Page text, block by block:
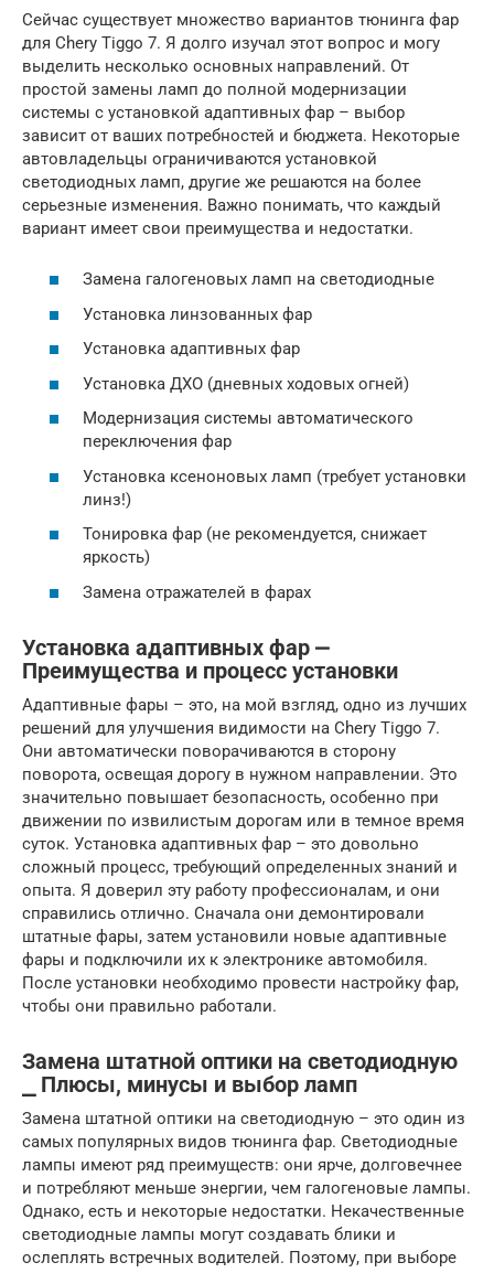
Сейчас существует множество вариантов тюнинга фар
для Chery Tiggo 7. Я долго изучал этот вопрос и могу
выделить несколько основных направлений. От
простой замены ламп до полной модернизации
системы с установкой адаптивных фар – выбор
зависит от ваших потребностей и бюджета. Некоторые
автовладельцы ограничиваются установкой
светодиодных ламп, другие же решаются на более
серьезные изменения. Важно понимать, что каждый
вариант имеет свои преимущества и недостатки.
Замена галогеновых ламп на светодиодные
Установка линзованных фар
Установка адаптивных фар
Установка ДХО (дневных ходовых огней)
Модернизация системы автоматического
переключения фар
Установка ксеноновых ламп (требует установки
линз!)
Тонировка фар (не рекомендуется, снижает
яркость)
Замена отражателей в фарах
Установка адаптивных фар ⎼
Преимущества и процесс установки
Адаптивные фары – это, на мой взгляд, одно из лучших
решений для улучшения видимости на Chery Tiggo 7.
Они автоматически поворачиваются в сторону
поворота, освещая дорогу в нужном направлении. Это
значительно повышает безопасность, особенно при
движении по извилистым дорогам или в темное время
суток. Установка адаптивных фар – это довольно
сложный процесс, требующий определенных знаний и
опыта. Я доверил эту работу профессионалам, и они
справились отлично. Сначала они демонтировали
штатные фары, затем установили новые адаптивные
фары и подключили их к электронике автомобиля.
После установки необходимо провести настройку фар,
чтобы они правильно работали.
Замена штатной оптики на светодиодную
⎯ Плюсы, минусы и выбор ламп
Замена штатной оптики на светодиодную – это один из
самых популярных видов тюнинга фар. Светодиодные
лампы имеют ряд преимуществ: они ярче, долговечнее
и потребляют меньше энергии, чем галогеновые лампы.
Однако, есть и некоторые недостатки. Некачественные
светодиодные лампы могут создавать блики и
ослеплять встречных водителей. Поэтому, при выборе